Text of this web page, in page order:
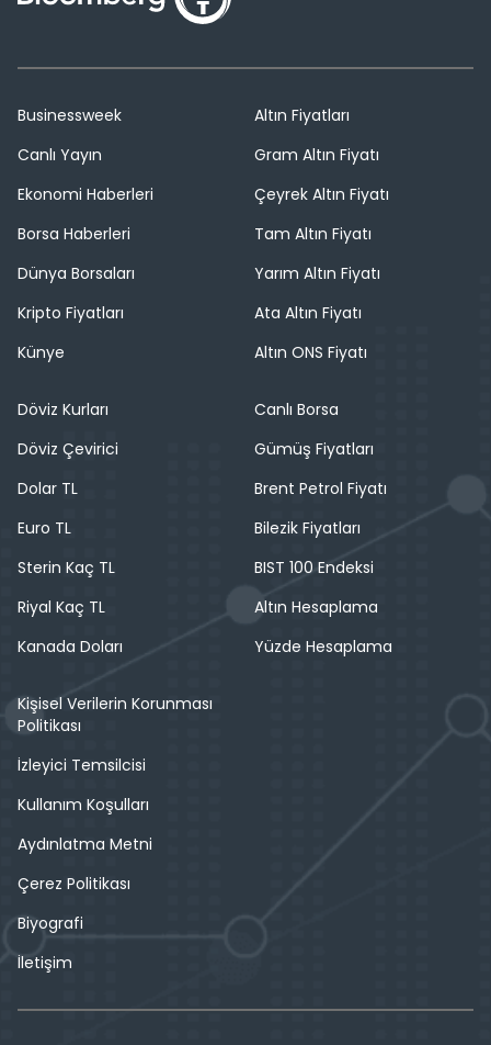
Businessweek
Canlı Yayın
Ekonomi Haberleri
Borsa Haberleri
Dünya Borsaları
Kripto Fiyatları
Künye
Altın Fiyatları
Gram Altın Fiyatı
Çeyrek Altın Fiyatı
Tam Altın Fiyatı
Yarım Altın Fiyatı
Ata Altın Fiyatı
Altın ONS Fiyatı
Döviz Kurları
Döviz Çevirici
Dolar TL
Euro TL
Sterin Kaç TL
Riyal Kaç TL
Kanada Doları
Canlı Borsa
Gümüş Fiyatları
Brent Petrol Fiyatı
Bilezik Fiyatları
BIST 100 Endeksi
Altın Hesaplama
Yüzde Hesaplama
Kişisel Verilerin Korunması
Politikası
İzleyici Temsilcisi
Kullanım Koşulları
Aydınlatma Metni
Çerez Politikası
Biyografi
İletişim